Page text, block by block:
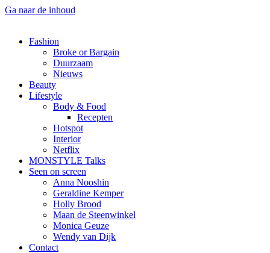
Ga naar de inhoud
Fashion
Broke or Bargain
Duurzaam
Nieuws
Beauty
Lifestyle
Body & Food
Recepten
Hotspot
Interior
Netflix
MONSTYLE Talks
Seen on screen
Anna Nooshin
Geraldine Kemper
Holly Brood
Maan de Steenwinkel
Monica Geuze
Wendy van Dijk
Contact